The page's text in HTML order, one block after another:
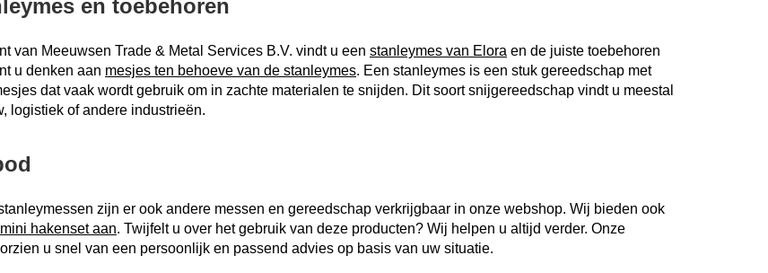
en toebehoren
van Meeuwsen Trade & Metal Services B.V. vindt u een stanleymes van Elora en de juiste toebehoren
u denken aan mesjes ten behoeve van de stanleymes. Een stanleymes is een stuk gereedschap met
dat vaak wordt gebruik om in zachte materialen te snijden. Dit soort snijgereedschap vindt u meestal
logistiek of andere industrieën.
zijn er ook andere messen en gereedschap verkrijgbaar in onze webshop. Wij bieden ook
mini hakenset aan. Twijfelt u over het gebruik van deze producten? Wij helpen u altijd verder. Onze
u snel van een persoonlijk en passend advies op basis van uw situatie.